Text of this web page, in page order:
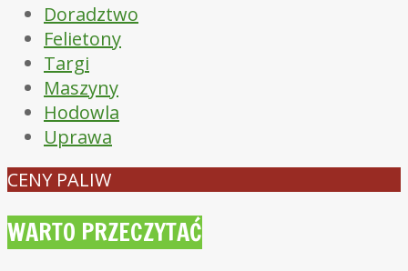
Doradztwo
Felietony
Targi
Maszyny
Hodowla
Uprawa
CENY PALIW
WARTO PRZECZYTAĆ